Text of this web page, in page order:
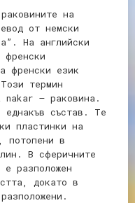
на
от немски
На английски
френски език
термин
nakar – раковина.
еднакъв състав. Те
пластинки на
потопени в
В сферичните
е разположен
докато в